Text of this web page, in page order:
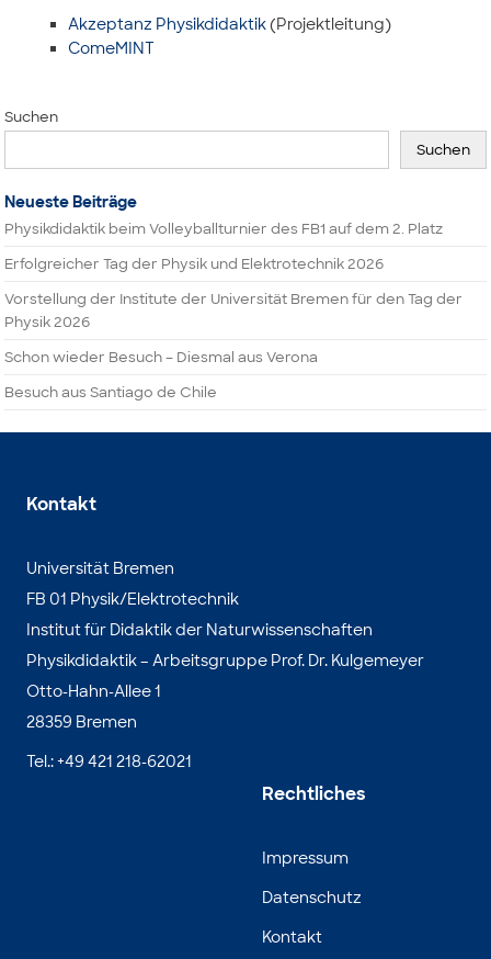
Akzeptanz Physikdidaktik(Projektleitung)
ComeMINT
Suchen
Suchen
Neueste Beiträge
Physikdidaktik beim Volleyballturnier des FB1 auf dem 2. Platz
Erfolgreicher Tag der Physik und Elektrotechnik 2026
Vorstellung der Institute der Universität Bremen für den Tag der
Physik 2026
Schon wieder Besuch – Diesmal aus Verona
Besuch aus Santiago de Chile
Kontakt
Universität Bremen
FB 01 Physik/Elektrotechnik
Institut für Didaktik der Naturwissenschaften
Physikdidaktik – Arbeitsgruppe Prof. Dr. Kulgemeyer
Otto-Hahn-Allee 1
28359 Bremen
Tel.: +49 421 218-62021
Rechtliches
Impressum
Datenschutz
Kontakt